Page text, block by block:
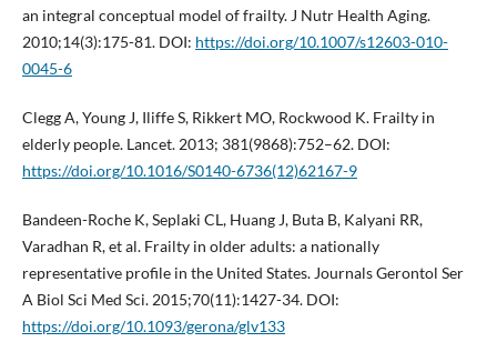
an integral conceptual model of frailty. J Nutr Health Aging.
2010;14(3):175-81. DOI: https://doi.org/10.1007/s12603-010-
0045-6
Clegg A, Young J, Iliffe S, Rikkert MO, Rockwood K. Frailty in
elderly people. Lancet. 2013; 381(9868):752–62. DOI:
https://doi.org/10.1016/S0140-6736(12)62167-9
Bandeen-Roche K, Seplaki CL, Huang J, Buta B, Kalyani RR,
Varadhan R, et al. Frailty in older adults: a nationally
representative profile in the United States. Journals Gerontol Ser
A Biol Sci Med Sci. 2015;70(11):1427-34. DOI:
https://doi.org/10.1093/gerona/glv133